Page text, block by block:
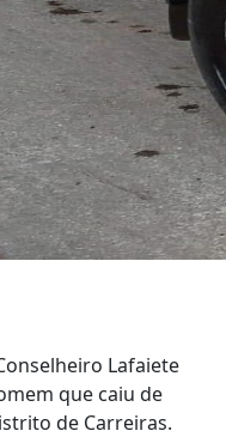
Lafaiete
que caiu de
de Carreiras.